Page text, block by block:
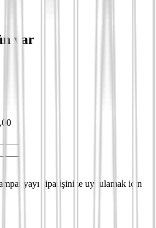
var
siparişinize uygulamak için